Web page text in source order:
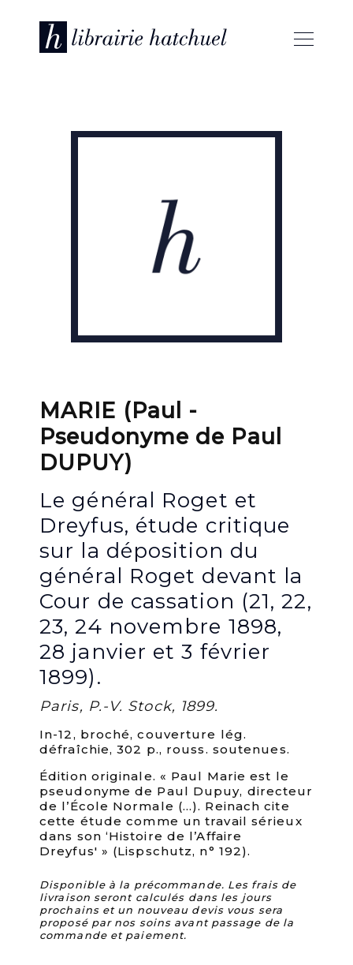
MARIE (Paul -
Pseudonyme de Paul
DUPUY)
Le général Roget et
Dreyfus, étude critique
sur la déposition du
général Roget devant la
Cour de cassation (21, 22,
23, 24 novembre 1898,
28 janvier et 3 février
1899).
Paris, P.-V. Stock, 1899.
In-12, broché, couverture lég.
défraîchie, 302 p., rouss. soutenues.
Édition originale. « Paul Marie est le
pseudonyme de Paul Dupuy, directeur
de l’École Normale (…). Reinach cite
cette étude comme un travail sérieux
dans son ‘Histoire de l’Affaire
Dreyfus' » (Lispschutz, n° 192).
Disponible à la précommande. Les frais de
livraison seront calculés dans les jours
prochains et un nouveau devis vous sera
proposé par nos soins avant passage de la
commande et paiement.